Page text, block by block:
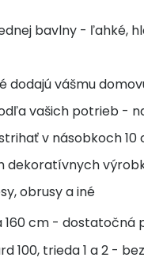
bavlny - ľahké,
dodajú vášmu
vašich potrieb -
v násobkoch 10
dekoratívnych
obrusy a iné
160 cm - dostatočná
100, trieda 1 a 2 -